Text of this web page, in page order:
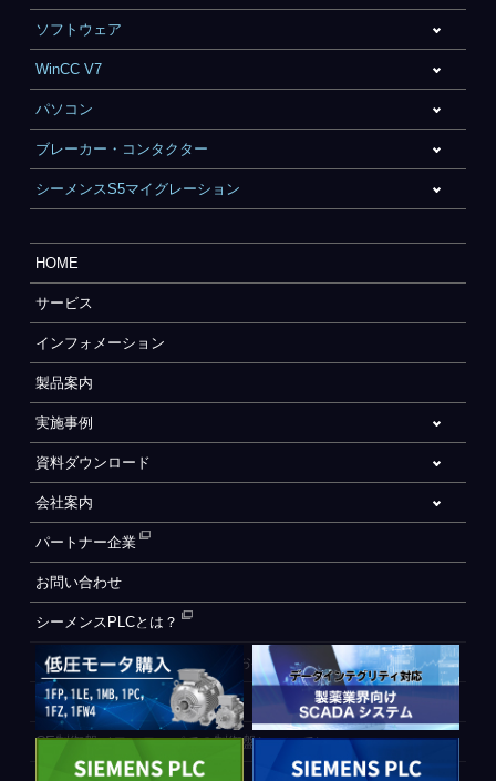
ソフトウェア
WinCC V7
パソコン
ブレーカー・コンタクター
シーメンスS5マイグレーション
HOME
サービス
インフォメーション
製品案内
実施事例
資料ダウンロード
会社案内
パートナー企業
お問い合わせ
シーメンスPLCとは？
自動化設備をご検討されているお客様へ
WEB会員登録フォーム
CE制御盤（ヨーロッパでの制御盤について）